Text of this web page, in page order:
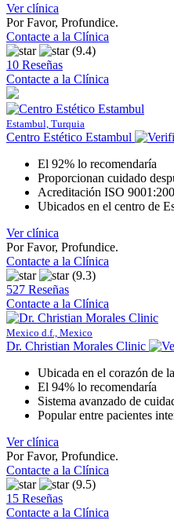
Ver clínica
Por Favor, Profundice.
Contacte a la Clínica
(9.4)
10 Reseñas
Contacte a la Clínica
Estambul, Turquia
Centro Estético Estambul
El 92% lo recomendaría
Proporcionan cuidado
Acreditación ISO
Ubicados en el centro de
Ver clínica
Por Favor, Profundice.
Contacte a la Clínica
(9.3)
527 Reseñas
Contacte a la Clínica
Mexico d.f., Mexico
Dr. Christian Morales Clinic
Ubicada en el corazón de
El 94% lo recomendaría
Sistema avanzado de
Popular entre pacientes
Ver clínica
Por Favor, Profundice.
Contacte a la Clínica
(9.5)
15 Reseñas
Contacte a la Clínica